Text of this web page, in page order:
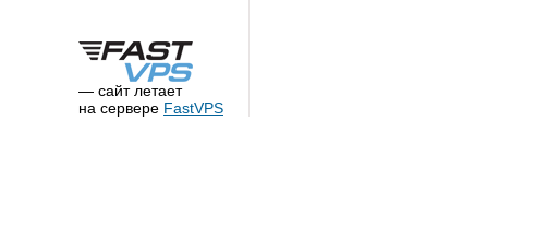
— сайт летает
на сервере FastVPS